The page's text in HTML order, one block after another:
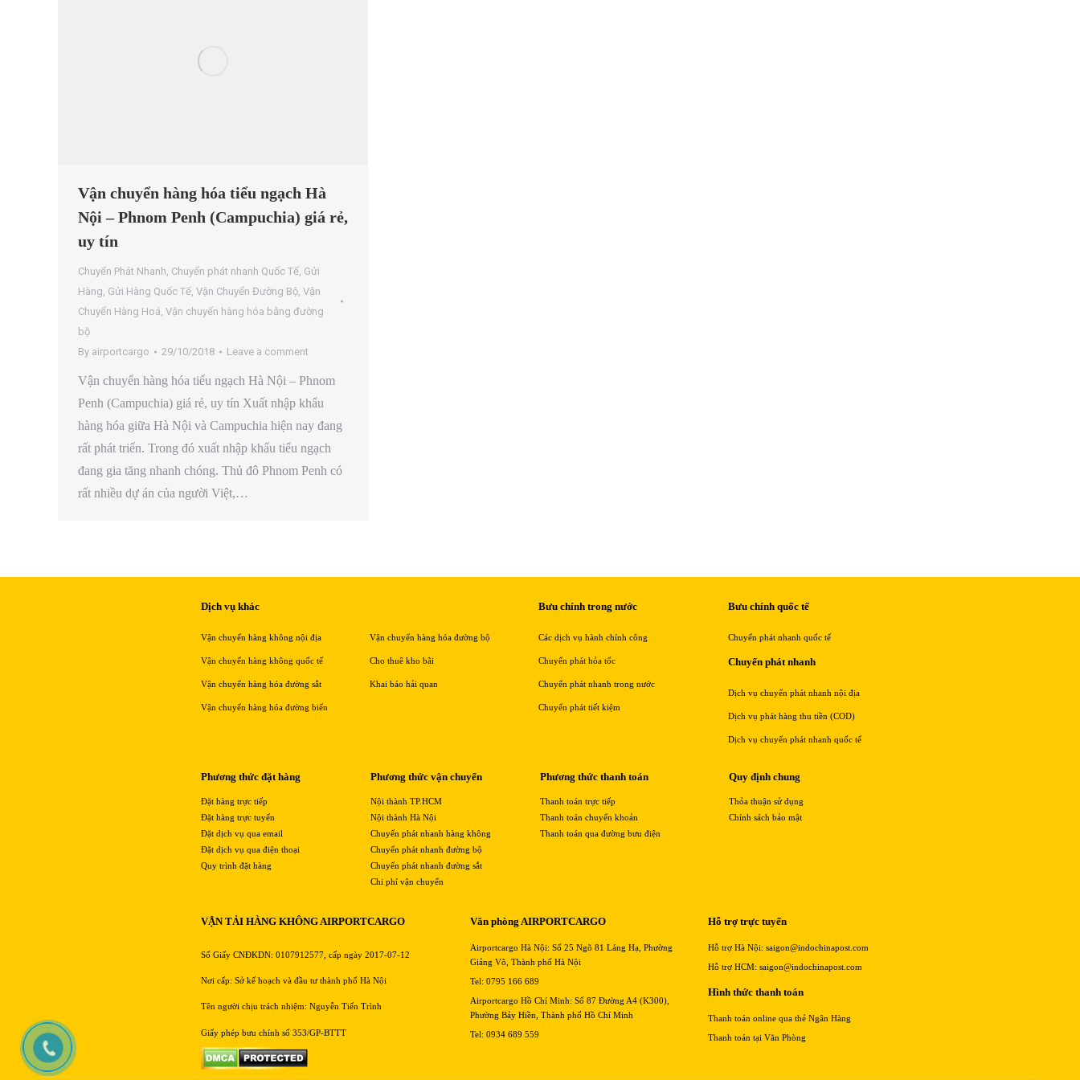
Vận chuyển hàng hóa tiểu ngạch Hà
Nội – Phnom Penh (Campuchia) giá rẻ,
uy tín
Chuyển Phát Nhanh, Chuyển phát nhanh Quốc Tế, Gửi
Hàng, Gửi Hàng Quốc Tế, Vận Chuyển Đường Bộ, Vận
Chuyển Hàng Hoá, Vận chuyển hàng hóa bằng đường
bộ
By airportcargo 29/10/2018 Leave a comment
Vận chuyển hàng hóa tiểu ngạch Hà Nội – Phnom
Penh (Campuchia) giá rẻ, uy tín Xuất nhập khẩu
hàng hóa giữa Hà Nội và Campuchia hiện nay đang
rất phát triển. Trong đó xuất nhập khẩu tiểu ngạch
đang gia tăng nhanh chóng. Thủ đô Phnom Penh có
rất nhiều dự án của người Việt,…
Dịch vụ khác
Vận chuyển hàng không nội địa
Vận chuyển hàng không quốc tế
Vận chuyển hàng hóa đường sắt
Vận chuyển hàng hóa đường biển
Vận chuyển hàng hóa đường bộ
Cho thuê kho bãi
Khai báo hải quan
Bưu chính trong nước
Các dịch vụ hành chính công
Chuyển phát hỏa tốc
Chuyển phát nhanh trong nước
Chuyển phát tiết kiệm
Bưu chính quốc tế
Chuyển phát nhanh quốc tế
Chuyển phát nhanh
Dịch vụ chuyển phát nhanh nội địa
Dịch vụ phát hàng thu tiền (COD)
Dịch vụ chuyển phát nhanh quốc tế
Phương thức đặt hàng
Đặt hàng trực tiếp
Đặt hàng trực tuyến
Đặt dịch vụ qua email
Đặt dịch vụ qua điện thoại
Quy trình đặt hàng
Phương thức vận chuyển
Nội thành TP.HCM
Nội thành Hà Nội
Chuyển phát nhanh hàng không
Chuyển phát nhanh đường bộ
Chuyển phát nhanh đường sắt
Chi phí vận chuyển
Phương thức thanh toán
Thanh toán trực tiếp
Thanh toán chuyển khoản
Thanh toán qua đường bưu điện
Quy định chung
Thỏa thuận sử dụng
Chính sách bảo mật
VẬN TẢI HÀNG KHÔNG AIRPORTCARGO
Số Giấy CNĐKDN: 0107912577, cấp ngày 2017-07-12
Nơi cấp: Sở kế hoạch và đầu tư thành phố Hà Nội
Tên người chịu trách nhiệm: Nguyễn Tiến Trình
Giấy phép bưu chính số 353/GP-BTTT
Văn phòng AIRPORTCARGO
Airportcargo Hà Nội: Số 25 Ngõ 81 Láng Hạ, Phường
Giảng Võ, Thành phố Hà Nội
Tel: 0795 166 689
Airportcargo Hồ Chí Minh: Số 87 Đường A4 (K300),
Phường Bảy Hiền, Thành phố Hồ Chí Minh
Tel: 0934 689 559
Hỗ trợ trực tuyến
Hỗ trợ Hà Nội: saigon@indochinapost.com
Hỗ trợ HCM: saigon@indochinapost.com
Hình thức thanh toán
Thanh toán online qua thẻ Ngân Hàng
Thanh toán tại Văn Phòng